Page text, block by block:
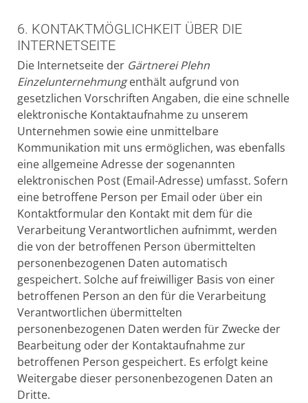
6. KONTAKTMÖGLICHKEIT ÜBER DIE
INTERNETSEITE
Die Internetseite der Gärtnerei Plehn
Einzelunternehmungenthält aufgrund von
gesetzlichen Vorschriften Angaben, die eine schnelle
elektronische Kontaktaufnahme zu unserem
Unternehmen sowie eine unmittelbare
Kommunikation mit uns ermöglichen, was ebenfalls
eine allgemeine Adresse der sogenannten
elektronischen Post (Email-Adresse) umfasst. Sofern
eine betroffene Person per Email oder über ein
Kontaktformular den Kontakt mit dem für die
Verarbeitung Verantwortlichen aufnimmt, werden
die von der betroffenen Person übermittelten
personenbezogenen Daten automatisch
gespeichert. Solche auf freiwilliger Basis von einer
betroffenen Person an den für die Verarbeitung
Verantwortlichen übermittelten
personenbezogenen Daten werden für Zwecke der
Bearbeitung oder der Kontaktaufnahme zur
betroffenen Person gespeichert. Es erfolgt keine
Weitergabe dieser personenbezogenen Daten an
Dritte.